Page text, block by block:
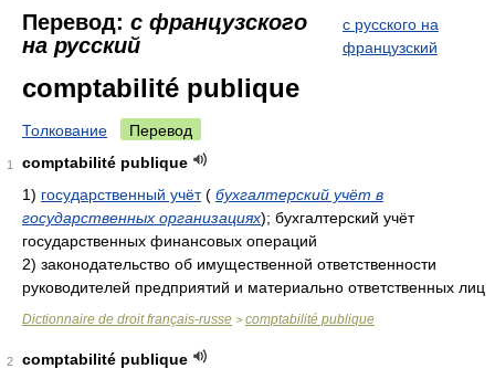
Перевод: с французского
на русский
с русского на
французский
comptabilité publique
Толкование Перевод
1
comptabilité publique
1) государственный учёт ( бухгалтерский учёт в
государственных организациях); бухгалтерский учёт
государственных финансовых операций
2) законодательство об имущественной ответственности
руководителей предприятий и материально ответственных лиц
Dictionnaire de droit français-russe > comptabilité publique
2
comptabilité publique